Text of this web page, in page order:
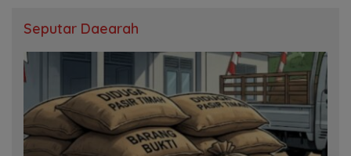
Seputar Daearah